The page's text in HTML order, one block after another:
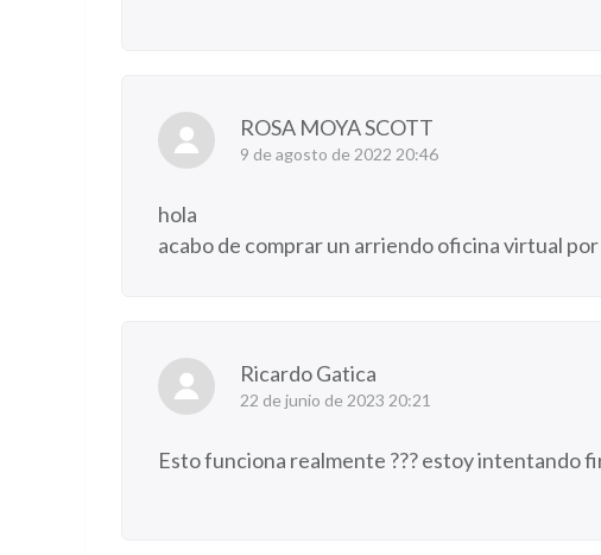
ROSA MOYA SCOTT
9 de agosto de 2022 20:46
hola
acabo de comprar un arriendo oficina virtual
Ricardo Gatica
22 de junio de 2023 20:21
Esto funciona realmente ??? estoy intentando